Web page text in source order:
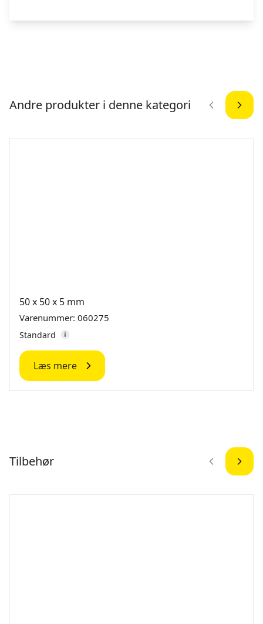
Andre produkter i denne kategori
50 x 50 x 5 mm
Varenummer: 060275
Standard
Læs mere
Tilbehør